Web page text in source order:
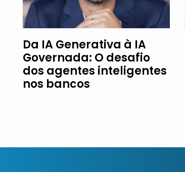
Da IA Generativa à IA
Governada: O desafio
dos agentes inteligentes
nos bancos